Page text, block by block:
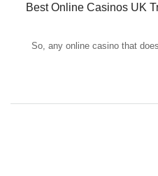
Best Online Casinos UK
So, any online casino that